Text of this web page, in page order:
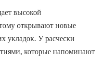
высокой
открывают новые
укладок. У расчески
которые напоминают